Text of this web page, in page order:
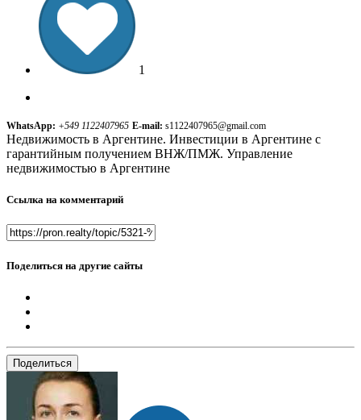
1
WhatsApp: +549 1122407965 E-mail: s1122407965@gmail.com
Недвижимость в Аргентине. Инвестиции в Аргентине с
гарантийным получением ВНЖ/ПМЖ. Управление
недвижимостью в Аргентине
Ссылка на комментарий
Поделиться на другие сайты
Поделиться